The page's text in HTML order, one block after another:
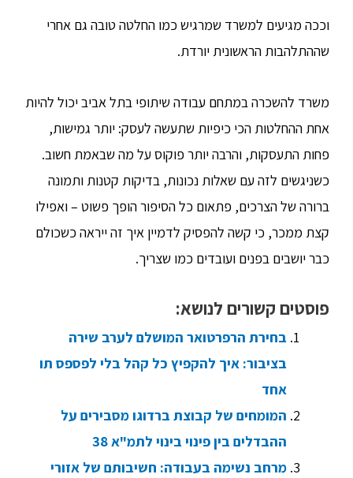
וככה מגיעים למשרד שמרגיש כמו החלטה טובה גם אחרי
שההתלהבות הראשונית יורדת.
משרד להשכרה במתחם עבודה שיתופי בתל אביב יכול להיות
אחת ההחלטות הכי כיפיות שתעשה לעסק: יותר גמישות,
פחות התעסקות, והרבה יותר פוקוס על מה שבאמת חשוב.
כשניגשים לזה עם שאלות נכונות, בדיקות קטנות ותמונה
ברורה של הצרכים, פתאום כל הסיפור הופך פשוט – ואפילו
קצת ממכר, כי קשה להפסיק לדמיין איך זה ייראה כשכולם
כבר יושבים בפנים ועובדים כמו שצריך.
פוסטים קשורים לנושא:
בחירת הרפרטואר המושלם לערב שירה
בציבור: איך להקפיץ כל קהל בלי לפספס תו
אחד
המומחים של קבוצת ברדוגו מסבירים על
ההבדלים בין פינוי בינוי לתמ"א 38
מרחב נשימה בעבודה: חשיבותם של אזורי